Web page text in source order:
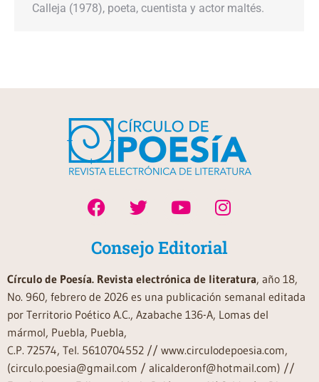
Calleja (1978), poeta, cuentista y actor maltés.
Consejo Editorial
Círculo de Poesía. Revista electrónica de literatura, año 18,
No. 960, febrero de 2026 es una publicación semanal editada
por Territorio Poético A.C., Azabache 136-A, Lomas del
mármol, Puebla, Puebla,
C.P. 72574, Tel. 5610704552 // www.circulodepoesia.com,
(circulo.poesia@gmail.com / alicalderonf@hotmail.com) //